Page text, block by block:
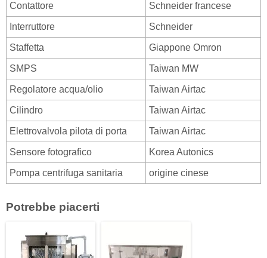
Contattore Schneider francese
Interruttore Schneider
Staffetta Giappone Omron
SMPS Taiwan MW
Regolatore acqua/olio Taiwan Airtac
Cilindro Taiwan Airtac
Elettrovalvola pilota di porta Taiwan Airtac
Sensore fotografico Korea Autonics
Pompa centrifuga sanitaria origine cinese
Potrebbe piacerti